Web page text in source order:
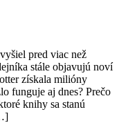
pred viac než
stále objavujú noví
získala milióny
funguje aj dnes? Prečo
knihy sa stanú